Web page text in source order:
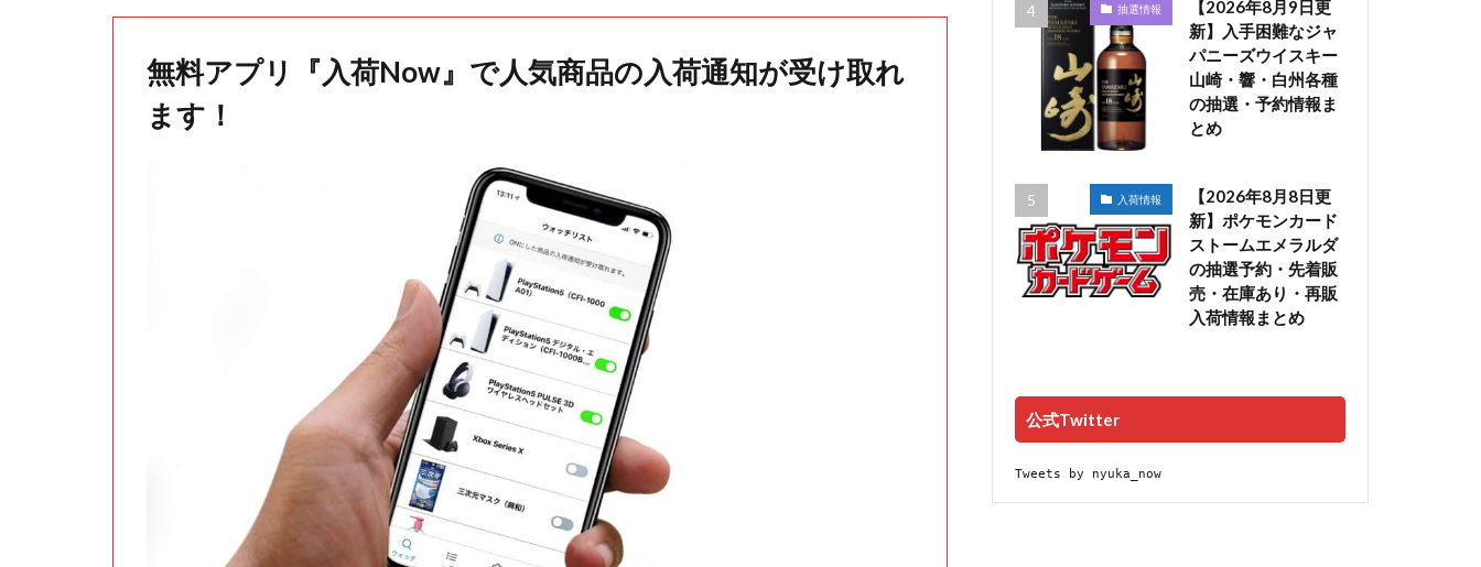
無料アプリ『入荷Now』で人気商品の入荷通知が受け取れ
ます！
抽選情報
【2026年8月9日更
新】入手困難なジャ
パニーズウイスキー
山崎・響・白州各種
の抽選・予約情報ま
とめ
入荷情報
【2026年8月8日更
新】ポケモンカード
ストームエメラルダ
の抽選予約・先着販
売・在庫あり・再販
入荷情報まとめ
公式Twitter
Tweets by nyuka_now